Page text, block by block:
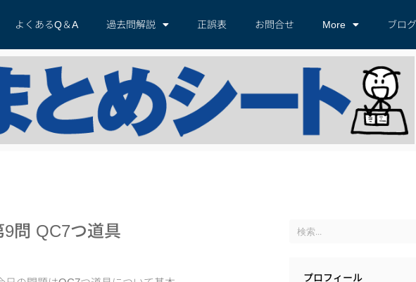
よくあるQ＆A 過去問解説 正誤表 お問合せ More ブログ
9問 QC7つ道具
プロフィール